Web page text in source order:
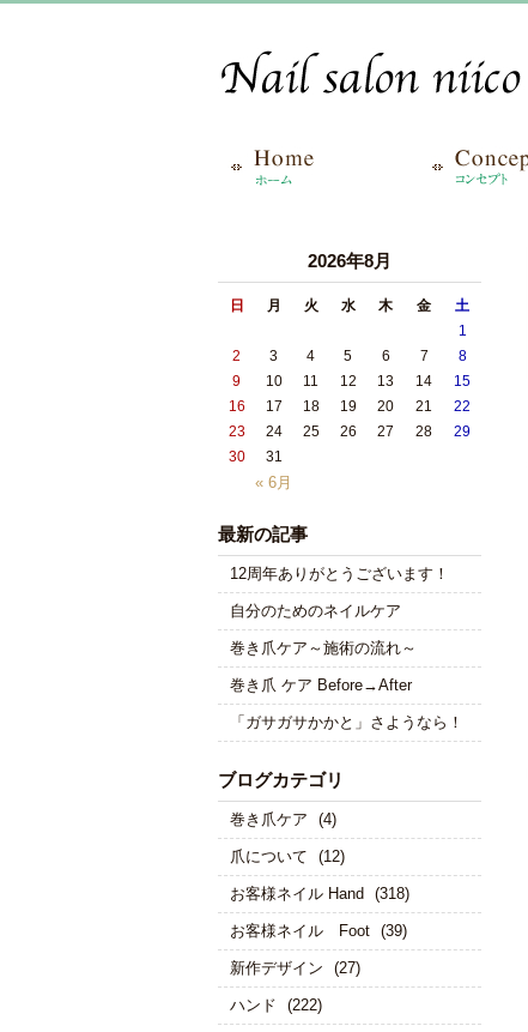
2026年8月
日 月 火 水 木 金 土
« 6月
1
2
3 4 5 6 7
8
9
10 11 12 13 14
15
16
17 18 19 20 21
22
23
24 25 26 27 28
29
30
31
最新の記事
12周年ありがとうございます！
自分のためのネイルケア
巻き爪ケア～施術の流れ～
巻き爪 ケア Before→After
「ガサガサかかと」さようなら！
ブログカテゴリ
巻き爪ケア (4)
爪について (12)
お客様ネイル Hand (318)
お客様ネイル Foot (39)
新作デザイン (27)
ハンド (222)